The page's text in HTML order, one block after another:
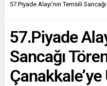
57.Piyade Alayı’nın Temsili
57.Piyade
Sancağı
Çanakkale’ye